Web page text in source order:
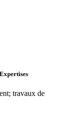
Expertises
travaux de